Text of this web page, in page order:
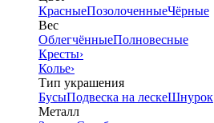
КрасныеПозолоченныеЧёрные
Вес
ОблегчённыеПолновесные
Кресты›
Колье›
Тип украшения
БусыПодвеска на лескеШнурок
Металл